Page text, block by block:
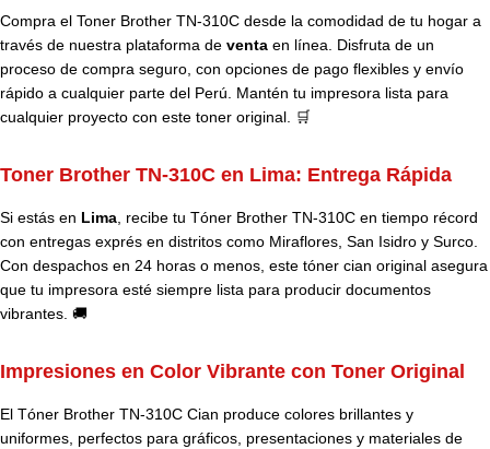
Compra el Toner Brother TN-310C desde la comodidad de tu hogar a
través de nuestra plataforma de venta en línea. Disfruta de un
proceso de compra seguro, con opciones de pago flexibles y envío
rápido a cualquier parte del Perú. Mantén tu impresora lista para
cualquier proyecto con este toner original. 🛒
Toner Brother TN-310C en Lima: Entrega Rápida
Si estás en Lima, recibe tu Tóner Brother TN-310C en tiempo récord
con entregas exprés en distritos como Miraflores, San Isidro y Surco.
Con despachos en 24 horas o menos, este tóner cian original asegura
que tu impresora esté siempre lista para producir documentos
vibrantes. 🚚
Impresiones en Color Vibrante con Toner Original
El Tóner Brother TN-310C Cian produce colores brillantes y
uniformes, perfectos para gráficos, presentaciones y materiales de